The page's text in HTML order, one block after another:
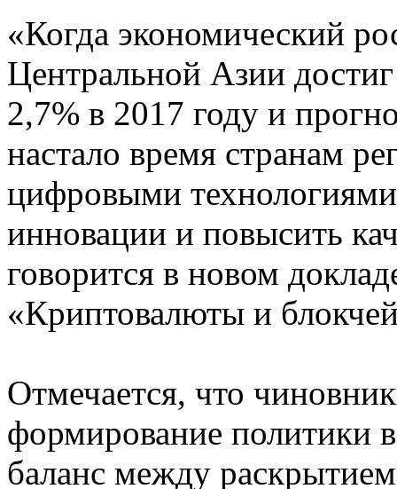
«Когда экономический
Центральной Азии
2,7% в 2017 году и
настало время странам
цифровыми
инновации и повысить
говорится в новом
«Криптовалюты и
Отмечается, что
формирование политики
баланс между